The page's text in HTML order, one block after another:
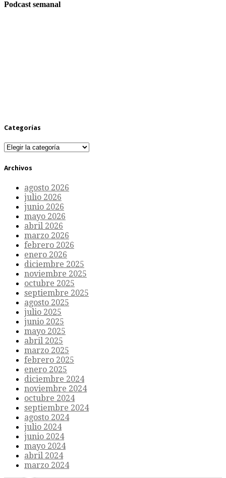
Podcast semanal
Categorías
Categorías
Archivos
agosto 2026
julio 2026
junio 2026
mayo 2026
abril 2026
marzo 2026
febrero 2026
enero 2026
diciembre 2025
noviembre 2025
octubre 2025
septiembre 2025
agosto 2025
julio 2025
junio 2025
mayo 2025
abril 2025
marzo 2025
febrero 2025
enero 2025
diciembre 2024
noviembre 2024
octubre 2024
septiembre 2024
agosto 2024
julio 2024
junio 2024
mayo 2024
abril 2024
marzo 2024